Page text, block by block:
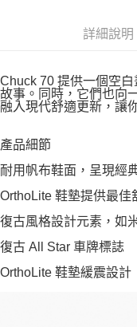
詳細說明
Chuck 70 提供一個空
故事。同時，它們也向
融入現代舒適更新，讓
產品細節
耐用帆布鞋面，呈現經
OrthoLite 鞋墊提供最佳
復古風格設計元素，如
復古 All Star 車牌標誌
OrthoLite 鞋墊緩震設計